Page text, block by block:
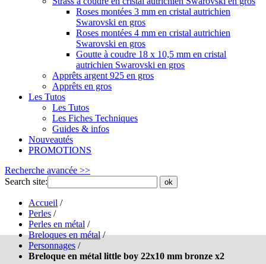
Roses montées 3 mm en cristal autrichien
Swarovski en gros
Roses montées 4 mm en cristal autrichien
Swarovski en gros
Goutte à coudre 18 x 10,5 mm en cristal
autrichien Swarovski en gros
Apprêts argent 925 en gros
Apprêts en gros
Les Tutos
Les Tutos
Les Fiches Techniques
Guides & infos
Nouveautés
PROMOTIONS
Recherche avancée >>
Search site:
ok
Accueil /
Perles /
Perles en métal /
Breloques en métal /
Personnages /
Breloque en métal little boy 22x10 mm bronze x2